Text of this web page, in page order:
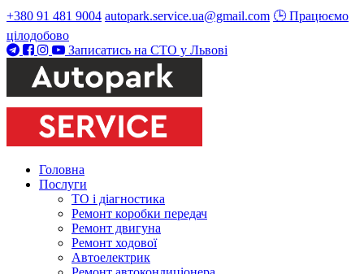
+380 91 481 9004 autopark.service.ua@gmail.com 🕒 Працюємо
цілодобово
Записатись на СТО у Львові
Головна
Послуги
ТО і діагностика
Ремонт коробки передач
Ремонт двигуна
Ремонт ходової
Автоелектрик